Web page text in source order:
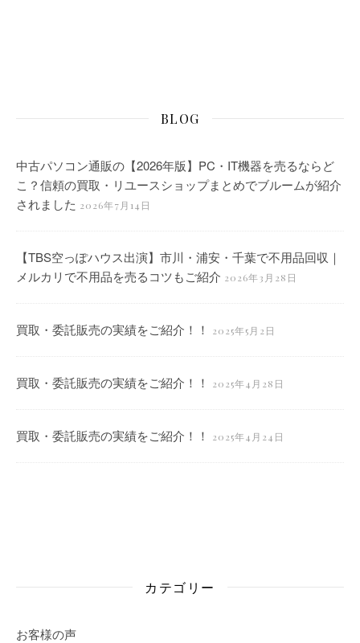
BLOG
中古パソコン通販の【2026年版】PC・IT機器を売るならど
こ？信頼の買取・リユースショップまとめでブルームが紹介
されました 2026年7月14日
【TBS空っぽハウス出演】市川・浦安・千葉で不用品回収｜
メルカリで不用品を売るコツもご紹介 2026年3月28日
買取・委託販売の実績をご紹介！！ 2025年5月2日
買取・委託販売の実績をご紹介！！ 2025年4月28日
買取・委託販売の実績をご紹介！！ 2025年4月24日
カテゴリー
お客様の声